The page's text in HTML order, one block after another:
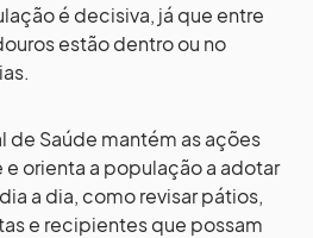
é decisiva, já que entre
estão dentro ou no
de Saúde mantém as ações
orienta a população a adotar
a dia, como revisar pátios,
e recipientes que possam